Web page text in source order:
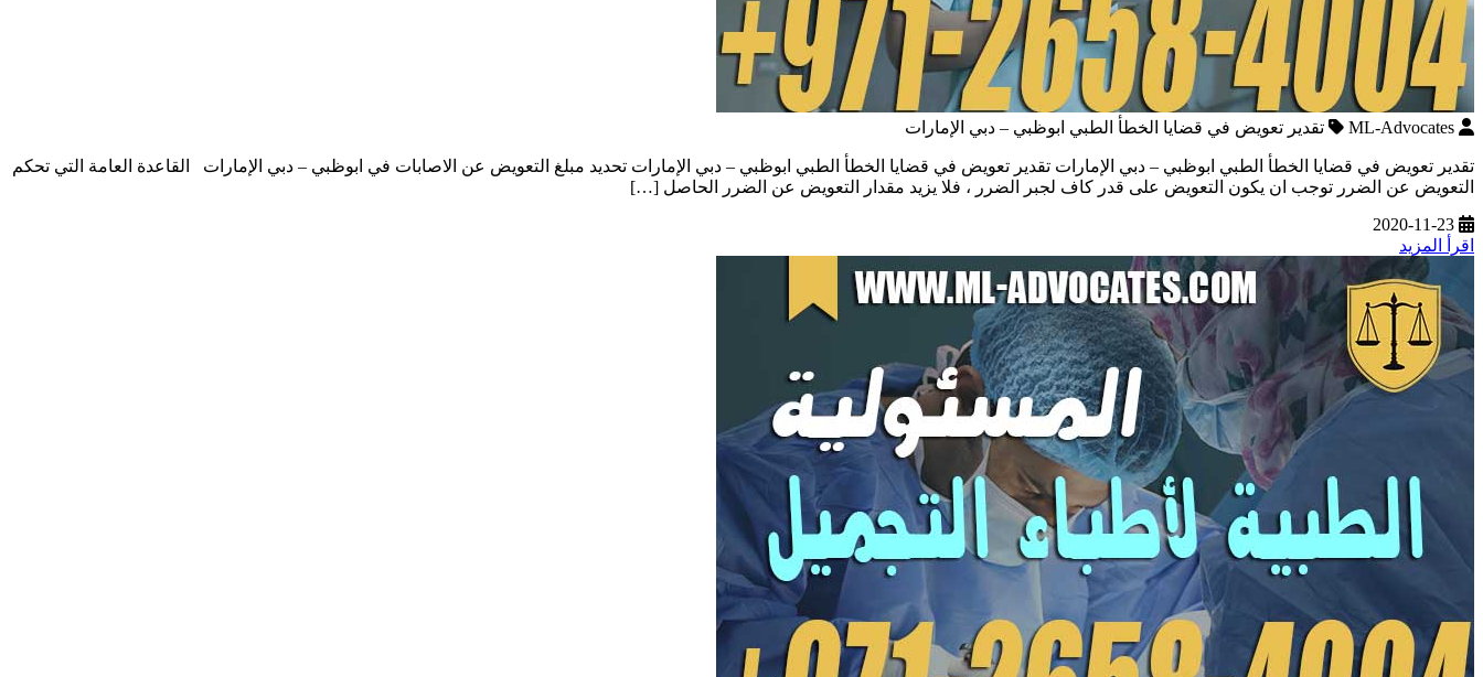
ML-Advocates تقدير تعويض في قضايا الخطأ الطبي ابوظبي – دبي الإمارات
تقدير تعويض في قضايا الخطأ الطبي ابوظبي – دبي الإمارات تقدير تعويض في قضايا الخطأ الطبي ابوظبي – دبي الإمارات تحديد مبلغ التعويض عن الاصابات في ابوظبي – دبي الإمارات القاعدة العامة التي تحكم
التعويض عن الضرر توجب ان يكون التعويض على قدر كاف لجبر الضرر ، فلا يزيد مقدار التعويض عن الضرر الحاصل […]
2020-11-23
اقرأ المزيد